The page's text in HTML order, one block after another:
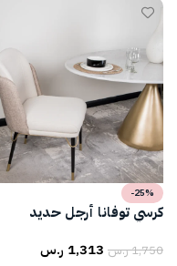
-25%
كرسي توفانا أرجل حديد
1,750ر.س 1,313 ر.س